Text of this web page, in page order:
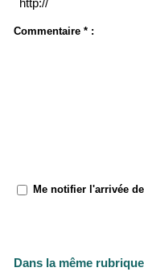
Commentaire * :
Me notifier l'arrivée
Dans la même